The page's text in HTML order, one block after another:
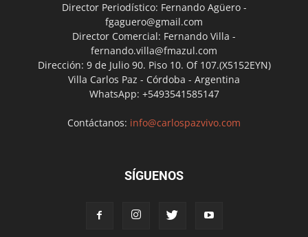
Director Periodístico: Fernando Agüero -
fgaguero@gmail.com
Director Comercial: Fernando Villa -
fernando.villa@fmazul.com
Dirección: 9 de Julio 90. Piso 10. Of 107.(X5152EYN)
Villa Carlos Paz - Córdoba - Argentina
WhatsApp: +5493541585147
Contáctanos: info@carlospazvivo.com
SÍGUENOS